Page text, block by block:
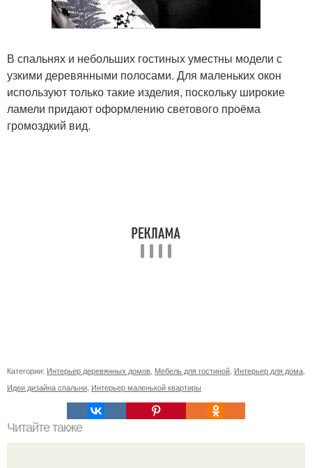
В спальнях и небольших гостиных уместны модели с
узкими деревянными полосами. Для маленьких окон
используют только такие изделия, поскольку широкие
ламели придают оформлению светового проёма
громоздкий вид.
Категории: Интерьер деревянных домов Мебель для гостиной Интерьер для дома
Идеи дизайна спальни Интерьер маленькой квартиры
Читайте также